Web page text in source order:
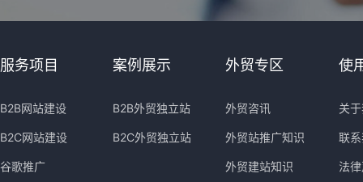
服务项目
B2B网站建设
B2C网站建设
谷歌推广
案例展示
B2B外贸独立站
B2C外贸独立站
外贸专区
外贸咨讯
外贸站推广知识
外贸建站知识
使
关
联
法